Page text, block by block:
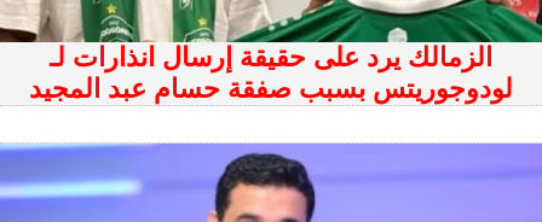
الزمالك يرد على حقيقة إرسال انذارات لـ
لودوجوريتس بسبب صفقة حسام عبد المجيد